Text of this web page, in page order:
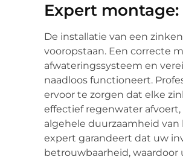
Expert
De installatie van een
vooropstaan. Een correcte
afwateringssysteem en
naadloos functioneert.
ervoor te zorgen dat elke
effectief regenwater
algehele duurzaamheid
expert garandeert dat uw
betrouwbaarheid,